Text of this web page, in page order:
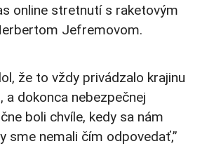
online stretnutí s raketovým
Jefremovom.
že to vždy privádzalo krajinu
a dokonca nebezpečnej
boli chvíle, kedy sa nám
sme nemali čím odpovedať,”